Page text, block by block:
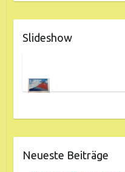
Slideshow
Neueste Beiträge